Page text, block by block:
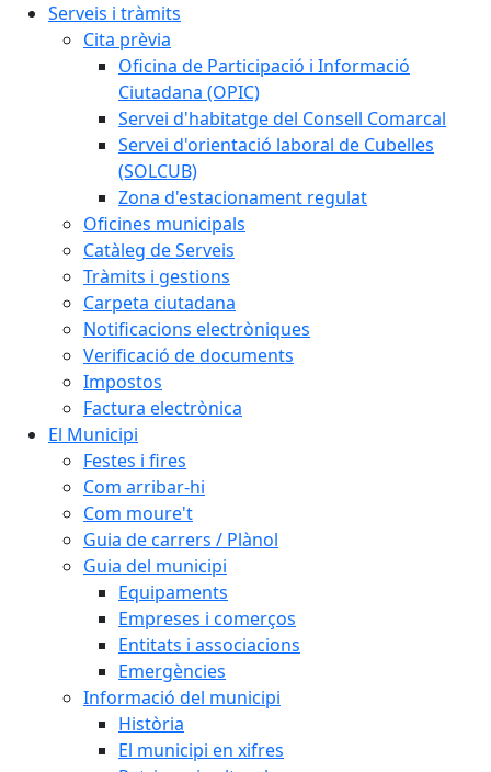
Serveis i tràmits
Cita prèvia
Oficina de Participació i Informació
Ciutadana (OPIC)
Servei d'habitatge del Consell Comarcal
Servei d'orientació laboral de Cubelles
(SOLCUB)
Zona d'estacionament regulat
Oficines municipals
Catàleg de Serveis
Tràmits i gestions
Carpeta ciutadana
Notificacions electròniques
Verificació de documents
Impostos
Factura electrònica
El Municipi
Festes i fires
Com arribar-hi
Com moure't
Guia de carrers / Plànol
Guia del municipi
Equipaments
Empreses i comerços
Entitats i associacions
Emergències
Informació del municipi
Història
El municipi en xifres